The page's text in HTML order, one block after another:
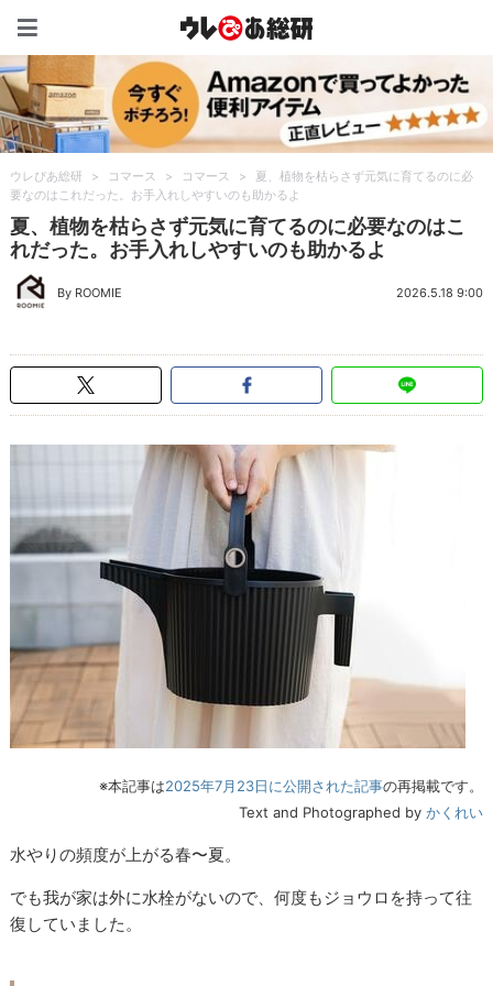
ウレぴあ総研 > コマース > コマース >
夏、植物を枯らさず元気に育てるのに必
要なのはこれだった。お手入れしやすいのも助かるよ
夏、植物を枯らさず元気に育てるのに必要なのはこ
れだった。お手入れしやすいのも助かるよ
By ROOMIE 2026.5.18 9:00
※本記事は2025年7月23日に公開された記事の再掲載です。
Text and Photographed by かくれい
水やりの頻度が上がる春〜夏。
でも我が家は外に水栓がないので、何度もジョウロを持って往
復していました。